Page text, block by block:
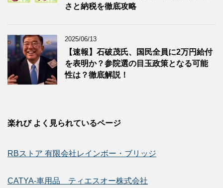
さと納税を徹底攻略
2025/06/13
【速報】石破茂氏、国民全員に2万円給付
を表明か？参院選の目玉政策となる可能
性は？徹底解説！
楽れび よく見られているページ
RBストア 有限会社レインボー・ブリッジ
CATYA-車用品 ティエスオー株式会社